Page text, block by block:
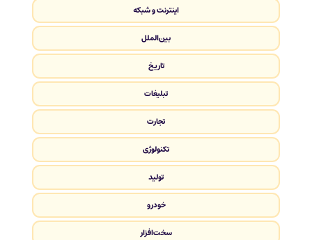
اینترنت و شبکه
بین‌الملل
تاریخ
تبلیغات
تجارت
تکنولوژی
تولید
خودرو
سخت‌افزار